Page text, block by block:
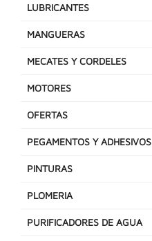
LUBRICANTES
MANGUERAS
MECATES Y CORDELES
MOTORES
OFERTAS
PEGAMENTOS Y ADHESIVOS
PINTURAS
PLOMERIA
PURIFICADORES DE AGUA